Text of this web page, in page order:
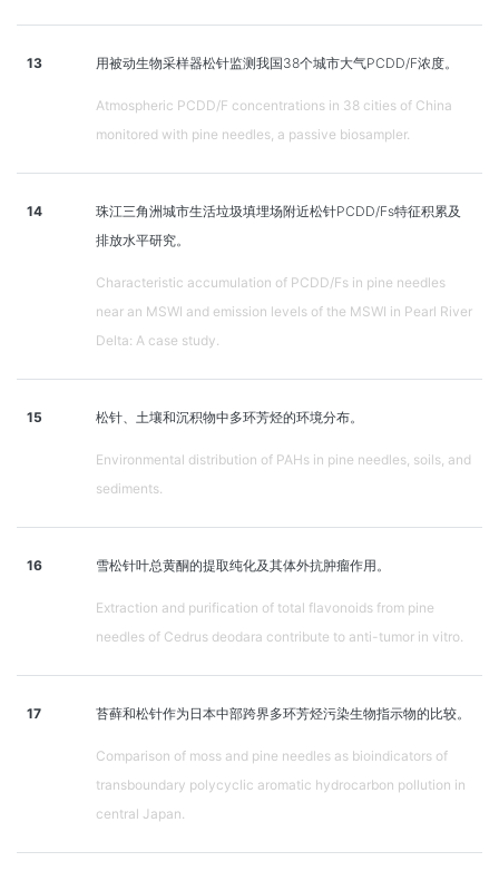
13 用被动生物采样器松针监测我国38个城市大气PCDD/F浓度。
Atmospheric PCDD/F concentrations in 38 cities of China
monitored with pine needles, a passive biosampler.
14
珠江三角洲城市生活垃圾填埋场附近松针PCDD/Fs特征积累及
排放水平研究。
Characteristic accumulation of PCDD/Fs in pine needles
near an MSWI and emission levels of the MSWI in Pearl River
Delta: A case study.
15 松针、土壤和沉积物中多环芳烃的环境分布。
Environmental distribution of PAHs in pine needles, soils, and
sediments.
16 雪松针叶总黄酮的提取纯化及其体外抗肿瘤作用。
Extraction and purification of total flavonoids from pine
needles of Cedrus deodara contribute to anti-tumor in vitro.
17 苔藓和松针作为日本中部跨界多环芳烃污染生物指示物的比较。
Comparison of moss and pine needles as bioindicators of
transboundary polycyclic aromatic hydrocarbon pollution in
central Japan.